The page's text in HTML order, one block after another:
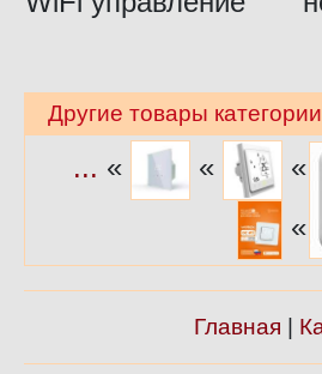
Другие товары
... « «
«
«
Главная